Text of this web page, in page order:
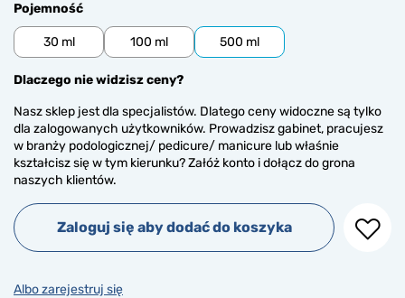
Pojemność
30 ml 100 ml 500 ml
Dlaczego nie widzisz ceny?
Nasz sklep jest dla specjalistów. Dlatego ceny widoczne są tylko
dla zalogowanych użytkowników. Prowadzisz gabinet, pracujesz
w branży podologicznej/ pedicure/ manicure lub właśnie
kształcisz się w tym kierunku? Załóż konto i dołącz do grona
naszych klientów.
Zaloguj się aby dodać do koszyka
Albo zarejestruj się